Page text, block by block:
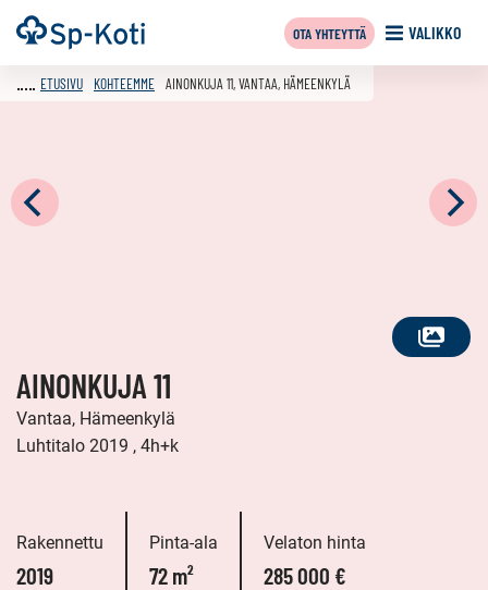
Siirry
sisältöön
Etusivu VALIKKO
OTA YHTEYTTÄ
KATSO
ETUSIVU KOHTEEMME AINONKUJA 11, VANTAA, HÄMEENKYLÄ
AINONKUJA 11
Vantaa, Hämeenkylä
Luhtitalo 2019 , 4h+k
Rakennettu
2019
Pinta-ala
72 m²
Velaton hinta
285 000 €